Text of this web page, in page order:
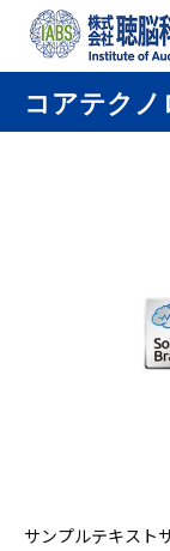
コアテクノ
サンプルテキスト